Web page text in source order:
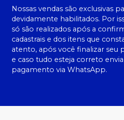
Nossas vendas são exclusivas
devidamente habilitados. Por
só são realizados após a
cadastrais e dos itens que
atento, após você finalizar seu
e caso tudo esteja correto
pagamento via WhatsApp.